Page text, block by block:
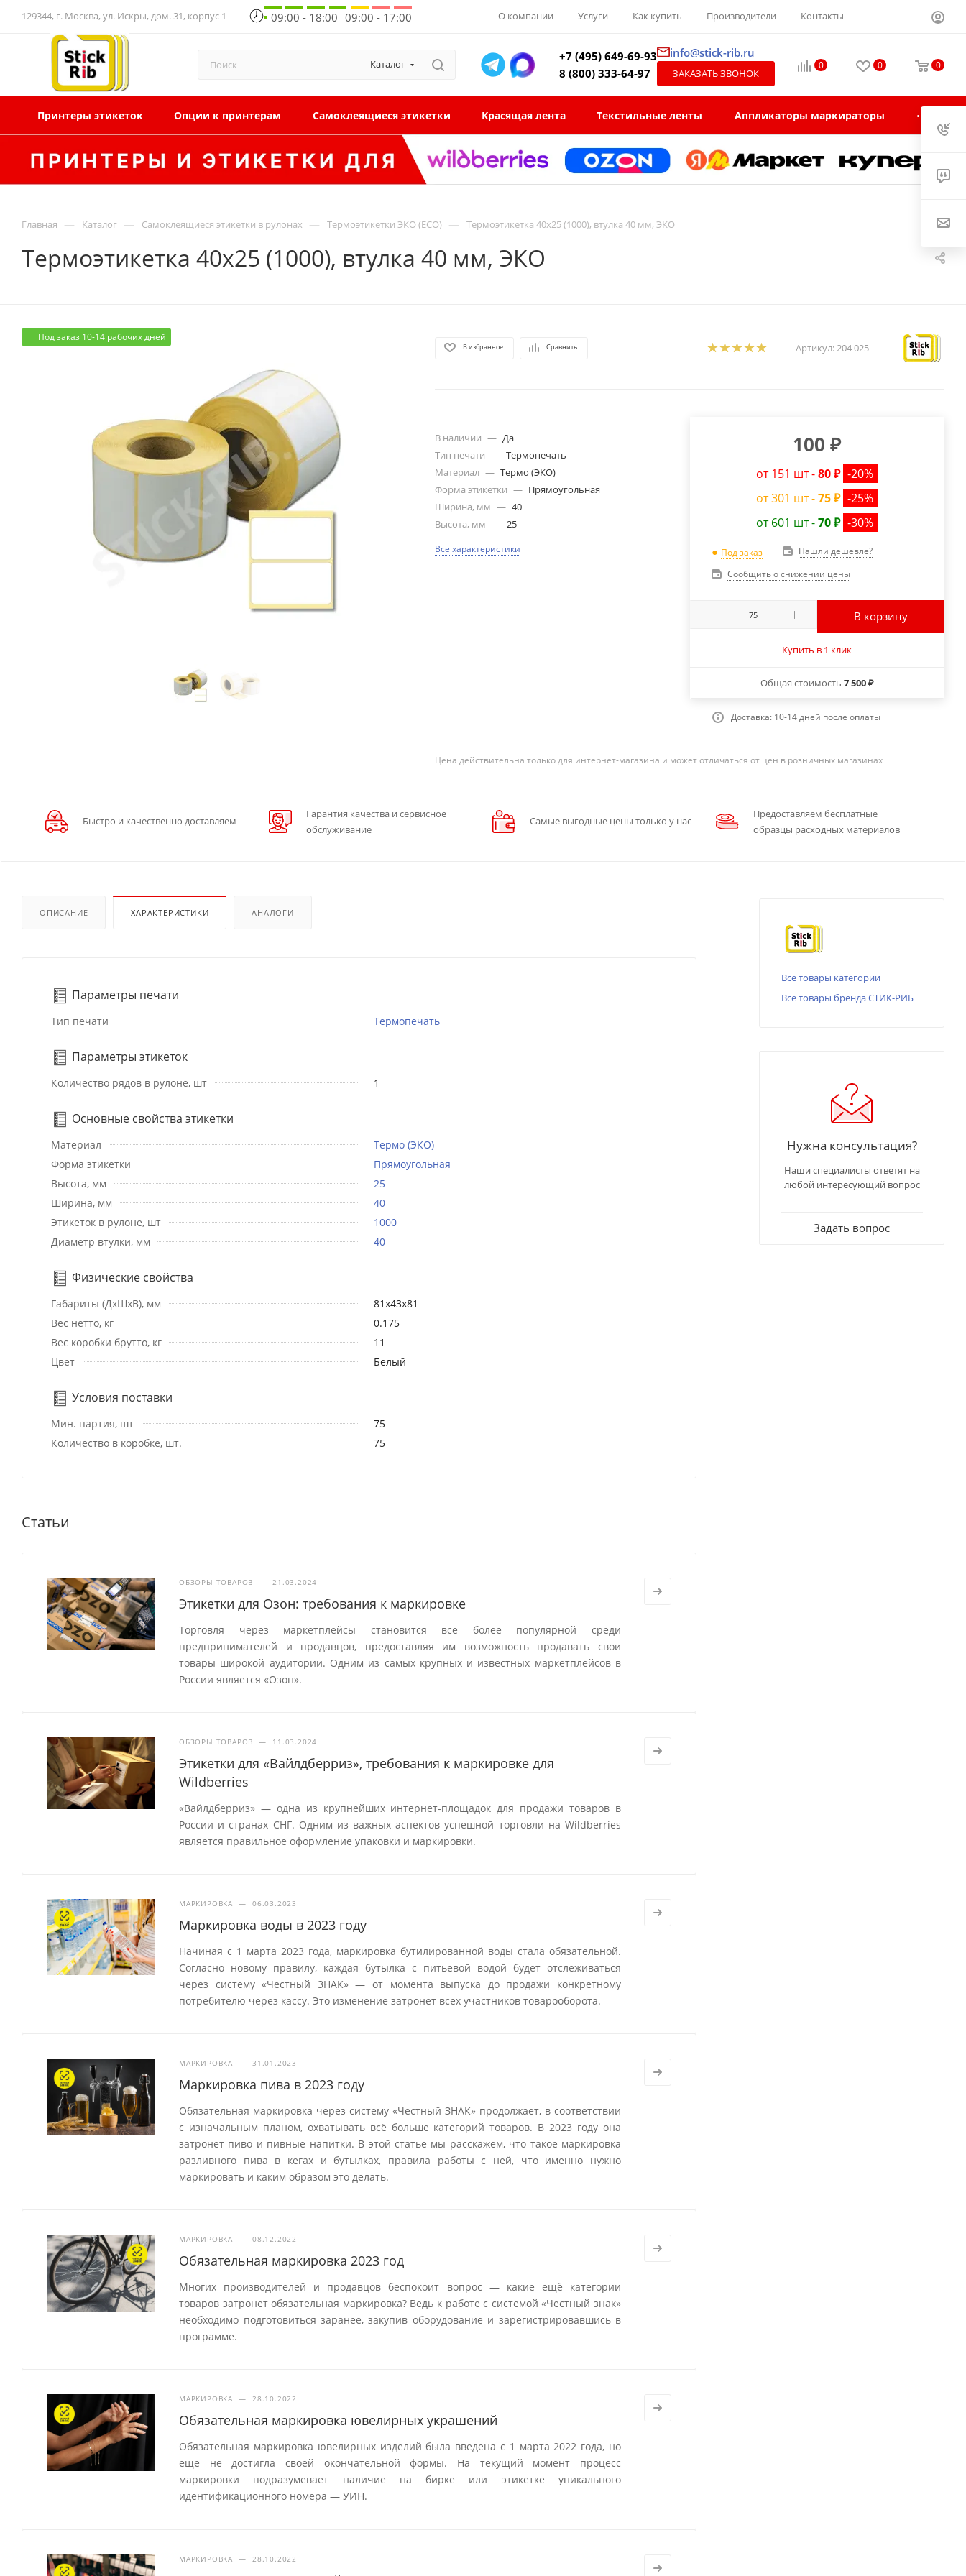
129344, г. Москва, ул. Искры, дом. 31, корпус 1 09:00 - 18:00 09:00 - 17:00 О компании Услуги Как купить Производители Контакты
Каталог
+7 (495) 649-69-93
8 (800) 333-64-97
info@stick-rib.ru
ЗАКАЗАТЬ ЗВОНОК
0 0 0
Принтеры этикеток Опции к принтерам Самоклеящиеся этикетки Красящая лента Текстильные ленты Аппликаторы маркираторы
Главная — Каталог — Самоклеящиеся этикетки в рулонах — Термоэтикетки ЭКО (ECO) — Термоэтикетка 40x25 (1000), втулка 40 мм, ЭКО
Термоэтикетка 40x25 (1000), втулка 40 мм, ЭКО
Под заказ 10-14 рабочих дней
В избранное Сравнить Артикул:204 025
В наличии — Да
Тип печати — Термопечать
Материал — Термо (ЭКО)
Форма этикетки — Прямоугольная
Ширина, мм — 40
Высота, мм — 25
Все характеристики
100 ₽
от 151 шт -80 ₽ -20%
от 301 шт -75 ₽ -25%
от 601 шт -70 ₽ -30%
Под заказ
Нашли дешевле?
Сообщить о снижении цены
В корзину
Купить в 1 клик
Общая стоимость 7 500 ₽
Доставка: 10-14 дней после оплаты
Цена действительна только для интернет-магазина и может отличаться от цен в розничных магазинах
Быстро и качественно доставляем
Гарантия качества и сервисное
обслуживание
Самые выгодные цены только у нас
Предоставляем бесплатные
образцы расходных материалов
ОПИСАНИЕ ХАРАКТЕРИСТИКИ АНАЛОГИ
Параметры печати
Тип печати Термопечать
Параметры этикеток
Количество рядов в рулоне, шт 1
Основные свойства этикетки
Материал
Термо (ЭКО)
Форма этикетки
Прямоугольная
Высота, мм
25
Ширина, мм
40
Этикеток в рулоне, шт
1000
Диаметр втулки, мм
40
Физические свойства
Габариты (ДхШхВ), мм
81х43х81
Вес нетто, кг
0.175
Вес коробки брутто, кг
11
Цвет
Белый
Условия поставки
Мин. партия, шт
75
Количество в коробке, шт.
75
Статьи
ОБЗОРЫ ТОВАРОВ — 21.03.2024
Этикетки для Озон: требования к маркировке
Торговля через маркетплейсы становится все более популярной среди
предпринимателей и продавцов, предоставляя им возможность продавать свои
товары широкой аудитории. Одним из самых крупных и известных маркетплейсов в
России является «Озон».
ОБЗОРЫ ТОВАРОВ — 11.03.2024
Этикетки для «Вайлдберриз», требования к маркировке для
Wildberries
«Вайлдберриз» — одна из крупнейших интернет-площадок для продажи товаров в
России и странах СНГ. Одним из важных аспектов успешной торговли на Wildberries
является правильное оформление упаковки и маркировки.
МАРКИРОВКА — 06.03.2023
Маркировка воды в 2023 году
Начиная с 1 марта 2023 года, маркировка бутилированной воды стала обязательной.
Согласно новому правилу, каждая бутылка с питьевой водой будет отслеживаться
через систему «Честный ЗНАК» — от момента выпуска до продажи конкретному
потребителю через кассу. Это изменение затронет всех участников товарооборота.
МАРКИРОВКА — 31.01.2023
Маркировка пива в 2023 году
Обязательная маркировка через систему «Честный ЗНАК» продолжает, в соответствии
с изначальным планом, охватывать всё больше категорий товаров. В 2023 году она
затронет пиво и пивные напитки. В этой статье мы расскажем, что такое маркировка
разливного пива в кегах и бутылках, правила работы с ней, что именно нужно
маркировать и каким образом это делать.
МАРКИРОВКА — 08.12.2022
Обязательная маркировка 2023 год
Многих производителей и продавцов беспокоит вопрос — какие ещё категории
товаров затронет обязательная маркировка? Ведь к работе с системой «Честный знак»
необходимо подготовиться заранее, закупив оборудование и зарегистрировавшись в
программе.
МАРКИРОВКА — 28.10.2022
Обязательная маркировка ювелирных украшений
Обязательная маркировка ювелирных изделий была введена с 1 марта 2022 года, но
ещё не достигла своей окончательной формы. На текущий момент процесс
маркировки подразумевает наличие на бирке или этикетке уникального
идентификационного номера — УИН.
МАРКИРОВКА — 28.10.2022
Все товары категории
Все товары бренда СТИК-РИБ
Нужна консультация?
Наши специалисты ответят на
любой интересующий вопрос
Задать вопрос